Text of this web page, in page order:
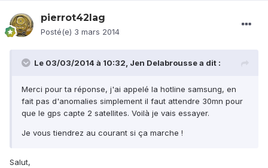
pierrot42lag
Posté(e) 3 mars 2014
Le 03/03/2014 à 10:32, Jen Delabrousse a dit :
Merci pour ta réponse, j'ai appelé la hotline samsung, en
fait pas d'anomalies simplement il faut attendre 30mn pour
que le gps capte 2 satellites. Voilà je vais essayer.
Je vous tiendrez au courant si ça marche !
Salut,